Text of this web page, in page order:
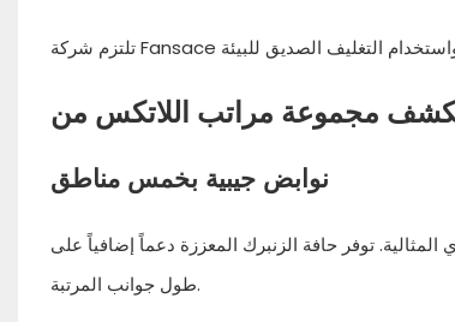
نوابض جيبية بخمس مناطق
توفر حافة الزنبرك المعززة دعماً إضافياً على
طول جوانب المرتبة.